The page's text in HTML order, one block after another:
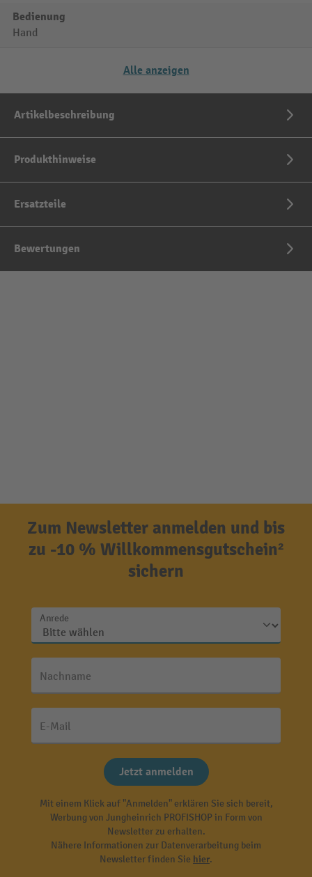
Bedienung
Hand
Alle anzeigen
Artikelbeschreibung
Produkthinweise
Ersatzteile
Bewertungen
Zum Newsletter anmelden und bis
zu -10 % Willkommensgutschein²
sichern
Anrede
Nachname
E-Mail
Jetzt anmelden
Mit einem Klick auf "Anmelden" erklären Sie sich bereit,
Werbung von Jungheinrich PROFISHOP in Form von
Newsletter zu erhalten.
Nähere Informationen zur Datenverarbeitung beim
Newsletter finden Sie hier.